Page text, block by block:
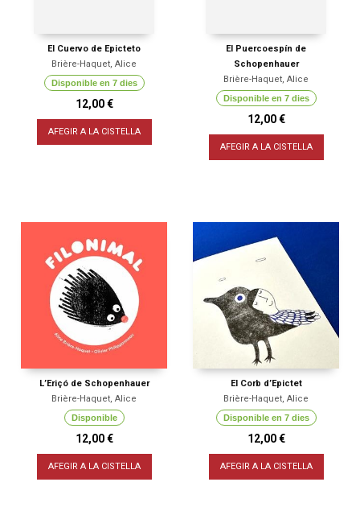
El Cuervo de Epicteto
Brière-Haquet, Alice
Disponible en 7 dies
12,00 €
AFEGIR A LA CISTELLA
El Puercoespín de
Schopenhauer
Brière-Haquet, Alice
Disponible en 7 dies
12,00 €
AFEGIR A LA CISTELLA
L’Eriçó de Schopenhauer
Brière-Haquet, Alice
Disponible
12,00 €
AFEGIR A LA CISTELLA
El Corb d’Epictet
Brière-Haquet, Alice
Disponible en 7 dies
12,00 €
AFEGIR A LA CISTELLA